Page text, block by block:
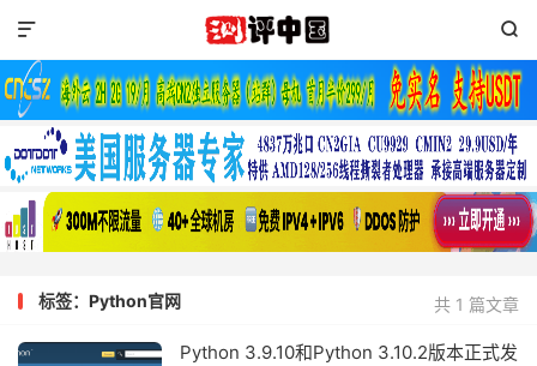


共 1 篇文章
标签：Python官网
Python 3.9.10和Python 3.10.2版本正式发